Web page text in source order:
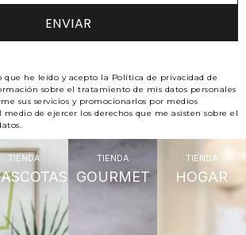
he leído y acepto la Política de privacidad de
sobre el tratamiento de mis datos personales
sus servicios y promocionarlos por medios
de ejercer los derechos que me asisten sobre el
TIENDA TIENDA
GOURMET
TIENDA
HOGAR